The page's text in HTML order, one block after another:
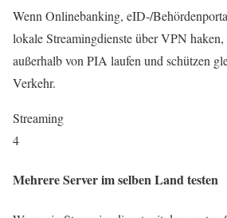
Wenn Onlinebanking, eID‑/
lokale Streamingdienste über VPN haken,
außerhalb von PIA laufen und schützen
Verkehr.
Streaming
4
Mehrere Server im selben Land testen